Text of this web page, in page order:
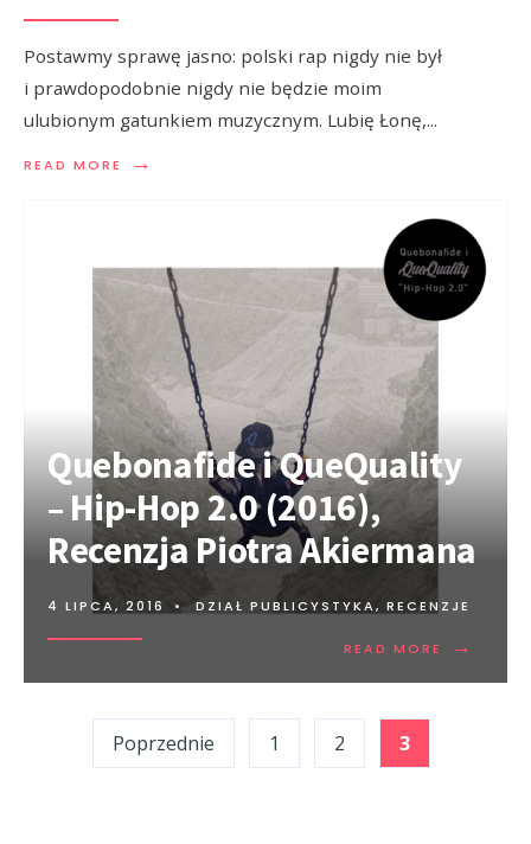
Postawmy sprawę jasno: polski rap nigdy nie był
i prawdopodobnie nigdy nie będzie moim
ulubionym gatunkiem muzycznym. Lubię Łonę,...
READ MORE →
Quebonafide i QueQuality
– Hip-Hop 2.0 (2016),
Recenzja Piotra Akiermana
4 LIPCA, 2016 • DZIAŁ PUBLICYSTYKA, RECENZJE
READ MORE →
Stronicowanie
wpisów
Poprzednie 1 2 3